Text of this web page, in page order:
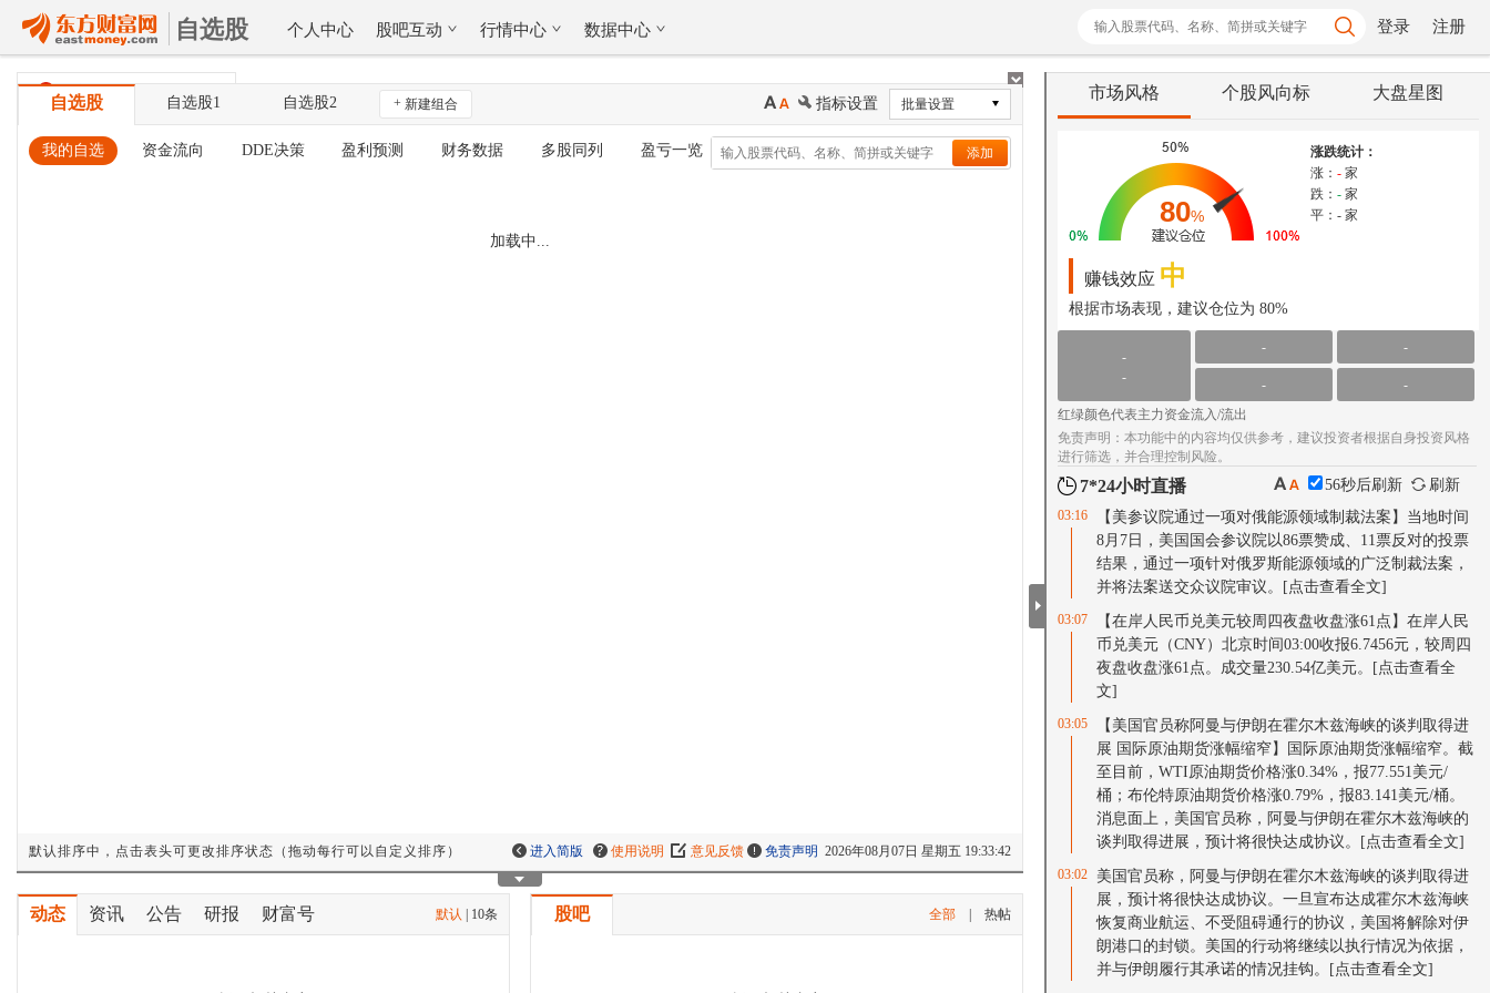
自选股 个人中心 股吧互动 行情中心 数据中心 登录 注册
北京时间08-07 19:33:43
自选股 自选股1 自选股2 + 新建组合 指标设置 批量设置
我的自选 资金流向 DDE决策 盈利预测 财务数据 多股同列 盈亏一览
加载中...
默认排序中，点击表头可更改排序状态（拖动每行可以自定义排序） 进入简版 使用说明 意见反馈 免责声明 2026年08月07日 星期五 19:33:43
动态 资讯 公告 研报 财富号 默认 10条 股吧 全部 热帖
市场风格 个股风向标 大盘星图
80%
涨跌统计：
涨： - 家
跌： - 家
平： - 家
赚钱效应 中
根据市场表现，建议仓位为 80%
-
-
- -
-
-
红绿颜色代表主力资金流入/流出
免责声明：本功能中的内容均仅供参考，建议投资者根据自身投资风格
进行筛选，并合理控制风险。
7*24小时直播 55秒后刷新 刷新
03:16
【美参议院通过一项对俄能源领域制裁法案】当地时间
8月7日，美国国会参议院以86票赞成、11票反对的投票
结果，通过一项针对俄罗斯能源领域的广泛制裁法案，
并将法案送交众议院审议。
[点击查看全文]
03:07
【在岸人民币兑美元较周四夜盘收盘涨61点】在岸人民
币兑美元（CNY）北京时间03:00收报6.7456元，较周四
夜盘收盘涨61点。成交量230.54亿美元。
[点击查看全
文]
03:05
【美国官员称阿曼与伊朗在霍尔木兹海峡的谈判取得进
展 国际原油期货涨幅缩窄】国际原油期货涨幅缩窄。截
至目前，WTI原油期货价格涨0.34%，报77.551美元/
桶；布伦特原油期货价格涨0.79%，报83.141美元/桶。
消息面上，美国官员称，阿曼与伊朗在霍尔木兹海峡的
谈判取得进展，预计将很快达成协议。
[点击查看全文]
03:02
美国官员称，阿曼与伊朗在霍尔木兹海峡的谈判取得进
展，预计将很快达成协议。一旦宣布达成霍尔木兹海峡
恢复商业航运、不受阻碍通行的协议，美国将解除对伊
朗港口的封锁。美国的行动将继续以执行情况为依据，
并与伊朗履行其承诺的情况挂钩。
[点击查看全文]